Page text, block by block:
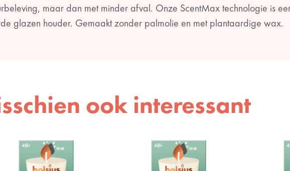
maar dan met minder afval. Onze ScentMax technologie is
glazen houder. Gemaakt zonder palmolie en met plantaardige wax.
ook interessant